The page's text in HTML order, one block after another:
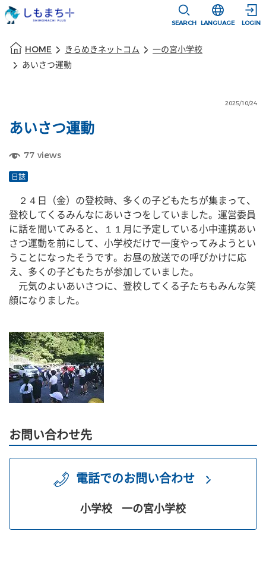
SEARCH
選択すると言
LANGUAGE LOGIN
HOME きらめきネットコム
一の宮小学校
あいさつ運動
2025/10/24
あいさつ運動
77 views
日誌
２４日（金）の登校時、多くの子どもたちが集まって、
登校してくるみんなにあいさつをしていました。運営委員
に話を聞いてみると、１１月に予定している小中連携あい
さつ運動を前にして、小学校だけで一度やってみようとい
うことになったそうです。お昼の放送での呼びかけに応
え、多くの子どもたちが参加していました。
元気のよいあいさつに、登校してくる子たちもみんな笑
顔になりました。
お問い合わせ先
電話でのお問い合わせ
小学校 一の宮小学校